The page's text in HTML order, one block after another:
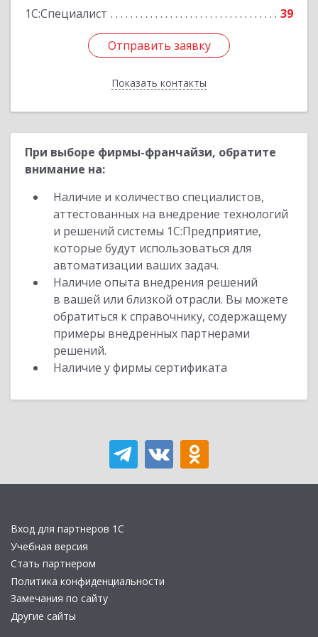
1С:Специалист
39
Отправить заявку
Показать контакты
Отправить заявку
Назад
При выборе фирмы-франчайзи, обратите
внимание на:
Наличие и количество специалистов,
аттестованных на внедрение технологий
и решений системы 1С:Предприятие,
которые будут использоваться для
автоматизации ваших задач.
Наличие опыта внедрения решений
в вашей или близкой отрасли. Вы можете
обратиться к справочнику, содержащему
примеры внедренных партнерами
решений.
Наличие у фирмы сертификата
Вход для партнеров 1С
Учебная версия
Стать партнером
Политика конфиденциальности
Замечания по сайту
Другие сайты